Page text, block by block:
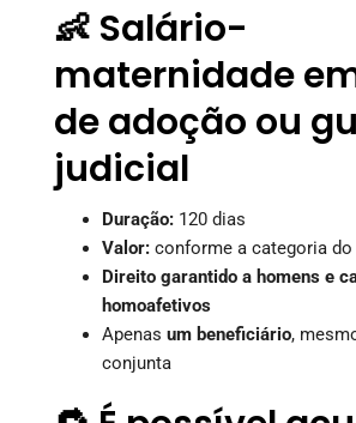
👶 Salário-
maternidade
de adoção ou
judicial
Duração: 120 dias
Valor: conforme a categoria do
Direito garantido a homens e
homoafetivos
Apenas um beneficiário,
conjunta